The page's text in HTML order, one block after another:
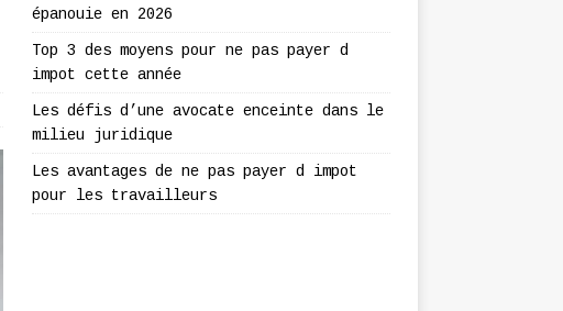
épanouie en 2026
Top 3 des moyens pour ne pas payer d
impot cette année
Les défis d’une avocate enceinte dans le
milieu juridique
Les avantages de ne pas payer d impot
pour les travailleurs